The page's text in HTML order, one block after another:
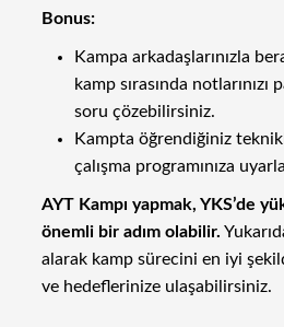
Bonus:
Kampa arkadaşlarınızla
kamp sırasında
soru çözebilirsiniz.
Kampta öğrendiğiniz
çalışma programınıza
AYT Kampı yapmak, YKS’de
önemli bir adım olabilir.
alarak kamp sürecini en iyi
ve hedeflerinize ulaşabilirsiniz.